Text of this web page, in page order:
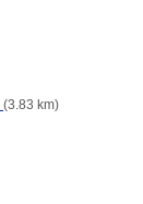
(3.83 km)